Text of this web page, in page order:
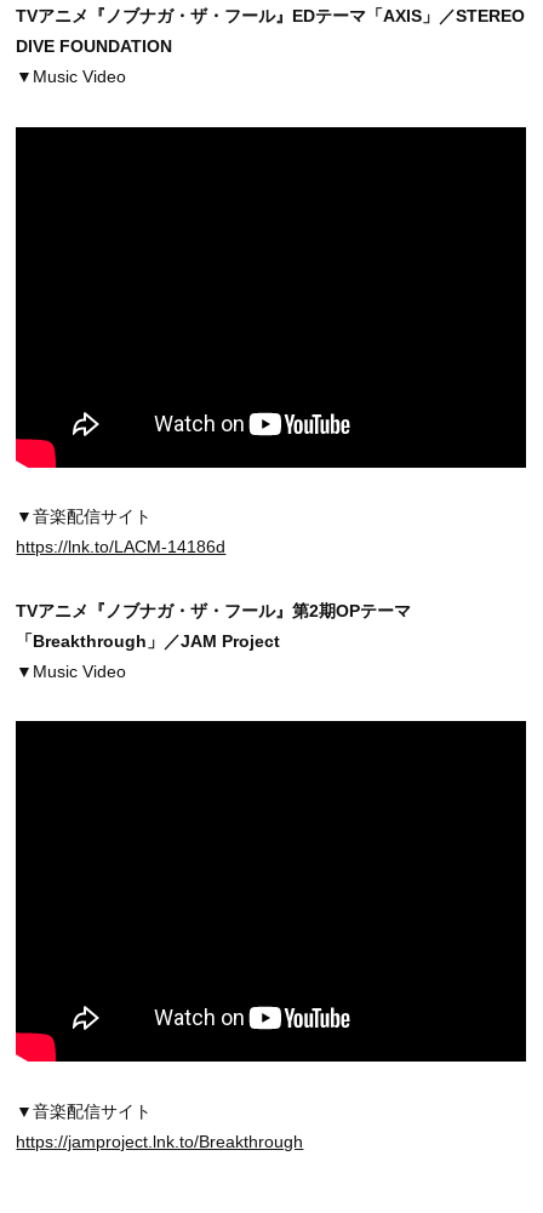
TVアニメ『ノブナガ・ザ・フール』EDテーマ「AXIS」／STEREO
DIVE FOUNDATION
▼Music Video
▼音楽配信サイト
https://lnk.to/LACM-14186d
TVアニメ『ノブナガ・ザ・フール』第2期OPテーマ
「Breakthrough」／JAM Project
▼Music Video
▼音楽配信サイト
https://jamproject.lnk.to/Breakthrough